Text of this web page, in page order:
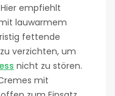
empfiehlt
lauwarmem
fettende
verzichten, um
nicht zu stören.
mit